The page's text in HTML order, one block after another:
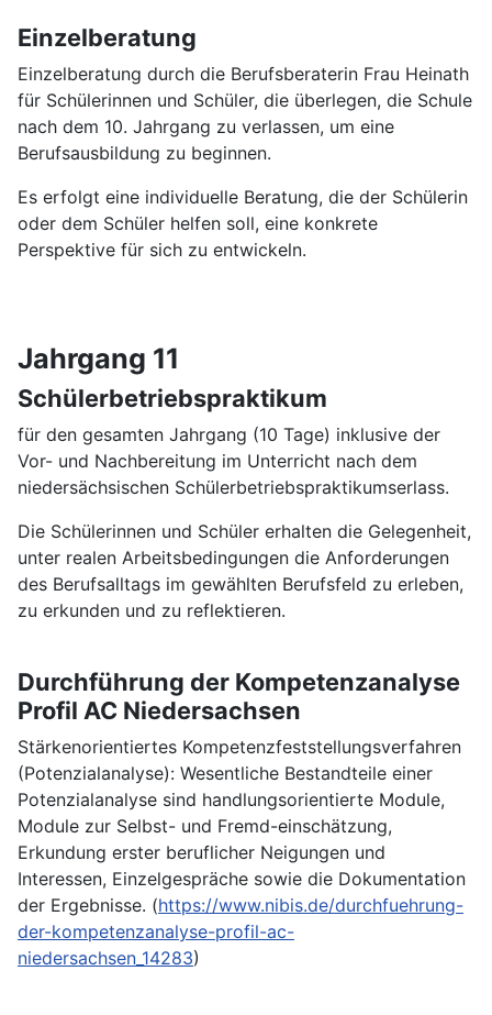
Einzelberatung
Einzelberatung durch die Berufsberaterin Frau Heinath
für Schülerinnen und Schüler, die überlegen, die Schule
nach dem 10. Jahrgang zu verlassen, um eine
Berufsausbildung zu beginnen.
Es erfolgt eine individuelle Beratung, die der Schülerin
oder dem Schüler helfen soll, eine konkrete
Perspektive für sich zu entwickeln.
Jahrgang 11
Schülerbetriebspraktikum
für den gesamten Jahrgang (10 Tage) inklusive der
Vor- und Nachbereitung im Unterricht nach dem
niedersächsischen Schülerbetriebspraktikumserlass.
Die Schülerinnen und Schüler erhalten die Gelegenheit,
unter realen Arbeitsbedingungen die Anforderungen
des Berufsalltags im gewählten Berufsfeld zu erleben,
zu erkunden und zu reflektieren.
Durchführung der Kompetenzanalyse
Profil AC Niedersachsen
Stärkenorientiertes Kompetenzfeststellungsverfahren
(Potenzialanalyse): Wesentliche Bestandteile einer
Potenzialanalyse sind handlungsorientierte Module,
Module zur Selbst- und Fremd-einschätzung,
Erkundung erster beruflicher Neigungen und
Interessen, Einzelgespräche sowie die Dokumentation
der Ergebnisse. (https://www.nibis.de/durchfuehrung-
der-kompetenzanalyse-profil-ac-
niedersachsen_14283)